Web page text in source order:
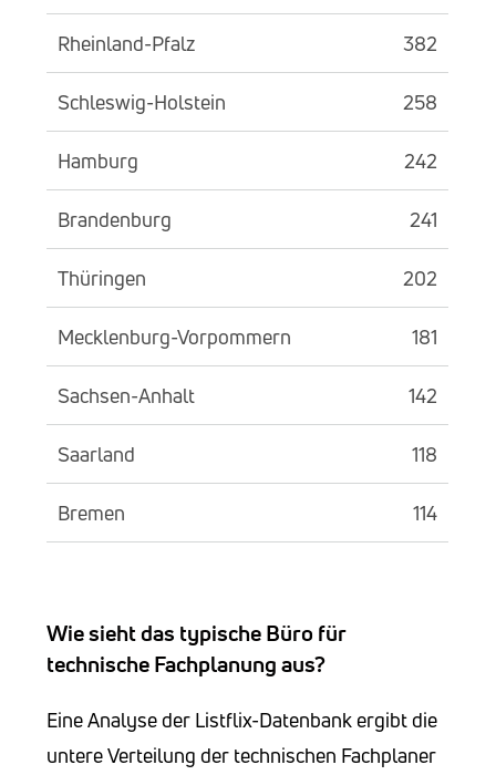
Rheinland-Pfalz 382
Schleswig-Holstein 258
Hamburg 242
Brandenburg 241
Thüringen 202
Mecklenburg-Vorpommern 181
Sachsen-Anhalt 142
Saarland 118
Bremen 114
Wie sieht das typische Büro für
technische Fachplanung aus?
Eine Analyse der Listflix-Datenbank ergibt die
untere Verteilung der technischen Fachplaner